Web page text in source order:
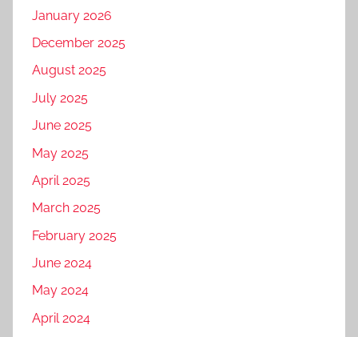
January 2026
December 2025
August 2025
July 2025
June 2025
May 2025
April 2025
March 2025
February 2025
June 2024
May 2024
April 2024